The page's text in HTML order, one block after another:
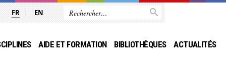
FR EN
AIDE ET FORMATION BIBLIOTHÈQUES ACTUALITÉS